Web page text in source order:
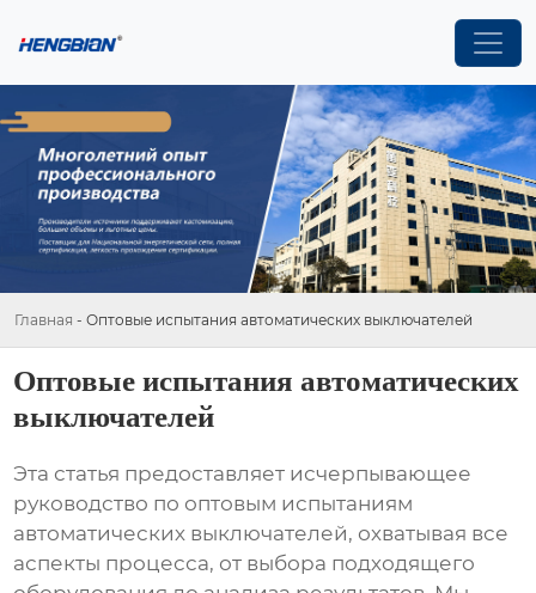
Главная - Оптовые испытания автоматических выключателей
Оптовые испытания автоматических
выключателей
Эта статья предоставляет исчерпывающее
руководство по оптовым испытаниям
автоматических выключателей, охватывая все
аспекты процесса, от выбора подходящего